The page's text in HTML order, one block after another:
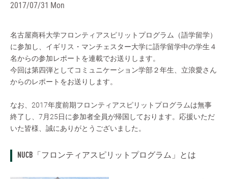
2017/07/31 Mon
名古屋商科大学フロンティアスピリットプログラム（語学留学）
に参加し、イギリス・マンチェスター大学に語学留学中の学生４
名からの参加レポートを連載でお送りします。
今回は第四弾としてコミュニケーション学部２年生、立浪愛さん
からのレポートをお送りします。
なお、2017年度前期フロンティアスピリットプログラムは無事
終了し、7月25日に参加者全員が帰国しております。応援いただ
いた皆様、誠にありがとうございました。
NUCB「フロンティアスピリットプログラム」とは